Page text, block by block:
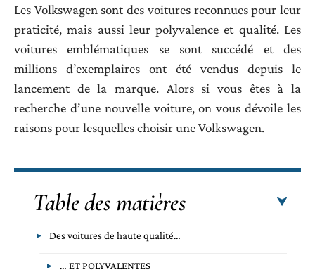
Les Volkswagen sont des voitures reconnues pour leur
praticité, mais aussi leur polyvalence et qualité. Les
voitures emblématiques se sont succédé et des
millions d’exemplaires ont été vendus depuis le
lancement de la marque. Alors si vous êtes à la
recherche d’une nouvelle voiture, on vous dévoile les
raisons pour lesquelles choisir une Volkswagen.
Table des matières
Des voitures de haute qualité…
… ET POLYVALENTES